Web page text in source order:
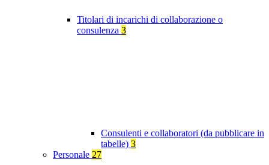
Titolari di incarichi di collaborazione o
consulenza 3
Consulenti e collaboratori (da pubblicare in
tabelle) 3
Personale 27